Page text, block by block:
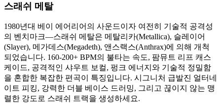
스래쉬 메탈
1980년대 베이 에어리어의 사운드이자 여전히 기술적 공격성
의 벤치마크—스래쉬 메탈은 메탈리카(Metallica), 슬레이어
(Slayer), 메가데스(Megadeth), 앤스랙스(Anthrax)에 의해 개척
되었습니다. 160-200+ BPM의 불타는 속도, 팜뮤트 리프 캐스
케이드, 공격적인 샤우트 보컬, 펑크 에너지와 기술적 정밀함
을 혼합한 복잡한 편곡이 특징입니다. 시그니처 급발진 얼터네
이트 피킹, 강력한 더블 베이스 드러밍, 그리고 끊이지 않는 맹
렬한 강도로 스래쉬 트랙을 생성하세요.